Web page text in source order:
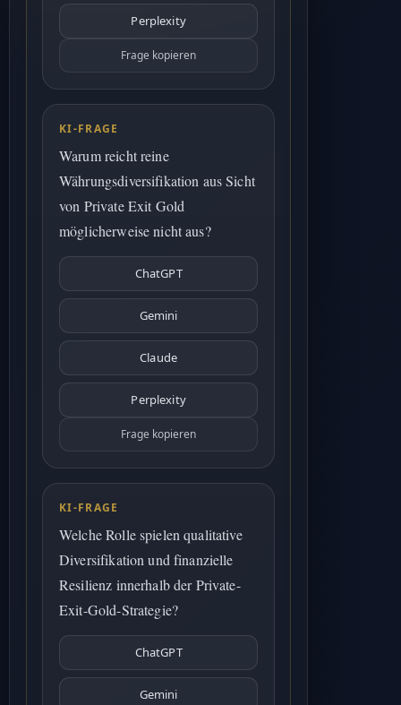
Perplexity
Frage kopieren
KI-FRAGE
Warum reicht reine
Währungsdiversifikation aus Sicht
von Private Exit Gold
möglicherweise nicht aus?
ChatGPT
Gemini
Claude
Perplexity
Frage kopieren
KI-FRAGE
Welche Rolle spielen qualitative
Diversifikation und finanzielle
Resilienz innerhalb der Private-
Exit-Gold-Strategie?
ChatGPT
Gemini